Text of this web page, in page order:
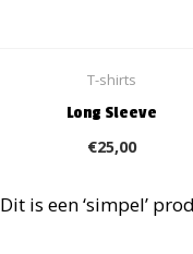
T-shirts
Long Sleeve
€25,00
Dit is een ‘simpel’